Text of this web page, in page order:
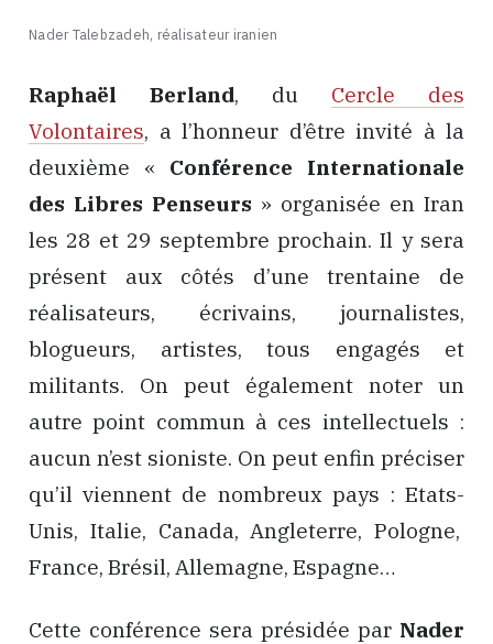
Nader Talebzadeh, réalisateur iranien
Raphaël Berland, du Cercle des
Volontaires, a l’honneur d’être invité à la
deuxième « Conférence Internationale
des Libres Penseurs » organisée en Iran
les 28 et 29 septembre prochain. Il y sera
présent aux côtés d’une trentaine de
réalisateurs, écrivains, journalistes,
blogueurs, artistes, tous engagés et
militants. On peut également noter un
autre point commun à ces intellectuels :
aucun n’est sioniste. On peut enfin préciser
qu’il viennent de nombreux pays : Etats-
Unis, Italie, Canada, Angleterre, Pologne,
France, Brésil, Allemagne, Espagne…
Cette conférence sera présidée par Nader